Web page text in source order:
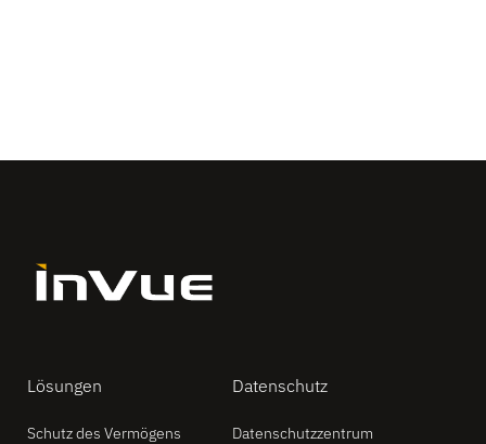
Lösungen
Schutz des Vermögens
Datenschutz
Datenschutzzentrum